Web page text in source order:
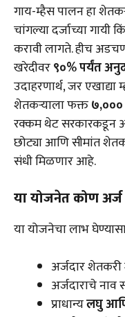
गाय-म्हैस पालन हा
चांगल्या दर्जाच्या गायी
करावी लागते. हीच
खरेदीवर९०% पर्यंत
उदाहरणार्थ, जर एखाद्या
शेतकऱ्याला फक्त₹७,०००
रक्कम थेट सरकारकडून
छोट्या आणि सीमांत
संधी मिळणार आहे.
या योजनेत कोण
या योजनेचा लाभ
अर्जदार शेतकरी
अर्जदाराचे नाव
प्राधान्यलघु